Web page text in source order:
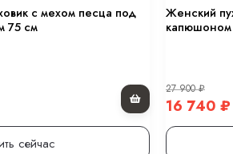
с мехом песца под
75 см
сейчас
Женский
капюшоном
27 900₽
16 740₽